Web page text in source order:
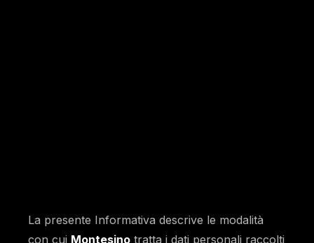
La presente Informativa descrive le modalità
con cui Montesino tratta i dati personali raccolti